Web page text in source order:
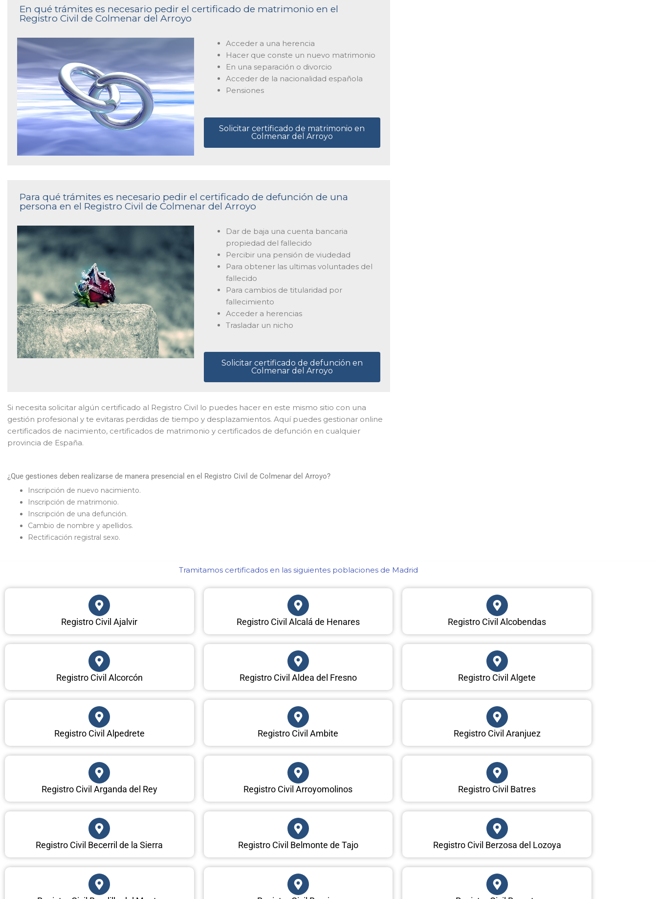
En qué trámites es necesario pedir el certificado de matrimonio en el
Registro Civil de Colmenar del Arroyo
Acceder a una herencia
Hacer que conste un nuevo matrimonio
En una separación o divorcio
Acceder de la nacionalidad española
Pensiones
Solicitar certificado de matrimonio en
Colmenar del Arroyo
Para qué trámites es necesario pedir el certificado de defunción de una
persona en el Registro Civil de Colmenar del Arroyo
Dar de baja una cuenta bancaria
propiedad del fallecido
Percibir una pensión de viudedad
Para obtener las ultimas voluntades del
fallecido
Para cambios de titularidad por
fallecimiento
Acceder a herencias
Trasladar un nicho
Solicitar certificado de defunción en
Colmenar del Arroyo
Si necesita solicitar algún certificado al Registro Civil lo puedes hacer en este mismo sitio con una
gestión profesional y te evitaras perdidas de tiempo y desplazamientos. Aquí puedes gestionar online
certificados de nacimiento, certificados de matrimonio y certificados de defunción en cualquier
provincia de España.
¿Que gestiones deben realizarse de manera presencial en el Registro Civil de Colmenar del Arroyo?
Inscripción de nuevo nacimiento.
Inscripción de matrimonio.
Inscripción de una defunción.
Cambio de nombre y apellidos.
Rectificación registral sexo.
Tramitamos certificados en las siguientes poblaciones de Madrid​
Registro Civil Ajalvir Registro Civil Alcalá de Henares Registro Civil Alcobendas
Registro Civil Alcorcón Registro Civil Aldea del Fresno Registro Civil Algete
Registro Civil Alpedrete Registro Civil Ambite Registro Civil Aranjuez
Registro Civil Arganda del Rey Registro Civil Arroyomolinos Registro Civil Batres
Registro Civil Becerril de la Sierra Registro Civil Belmonte de Tajo Registro Civil Berzosa del Lozoya